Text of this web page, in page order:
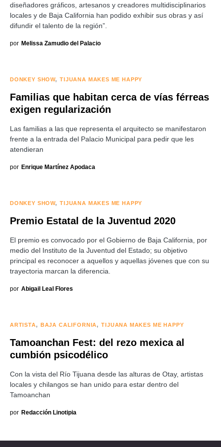
diseñadores gráficos, artesanos y creadores multidisciplinarios
locales y de Baja California han podido exhibir sus obras y así
difundir el talento de la región”.
por Melissa Zamudio del Palacio
DONKEY SHOW TIJUANA MAKES ME HAPPY
Familias que habitan cerca de vías férreas
exigen regularización
Las familias a las que representa el arquitecto se manifestaron
frente a la entrada del Palacio Municipal para pedir que les
atendieran
por Enrique Martínez Apodaca
DONKEY SHOW TIJUANA MAKES ME HAPPY
Premio Estatal de la Juventud 2020
El premio es convocado por el Gobierno de Baja California, por
medio del Instituto de la Juventud del Estado; su objetivo
principal es reconocer a aquellos y aquellas jóvenes que con su
trayectoria marcan la diferencia.
por Abigail Leal Flores
ARTISTA BAJA CALIFORNIA TIJUANA MAKES ME HAPPY
Tamoanchan Fest: del rezo mexica al
cumbión psicodélico
Con la vista del Río Tijuana desde las alturas de Otay, artistas
locales y chilangos se han unido para estar dentro del
Tamoanchan
por Redacción Linotipia